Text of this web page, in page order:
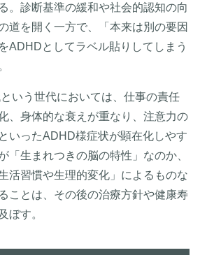
。診断基準の緩和や社会的認知の向
道を開く一方で、「本来は別の要因
ADHDとしてラベル貼りしてしまう
いう世代においては、仕事の責任
、身体的な衰えが重なり、注意力の
いったADHD様症状が顕在化しやす
「生まれつきの脳の特性」なのか、
活習慣や生理的変化」によるものな
ことは、その後の治療方針や健康寿
ぼす。